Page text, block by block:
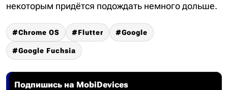
некоторым придётся подождать немного дольше.
Chrome OS Flutter Google
Google Fuchsia
Подпишись на MobiDevices